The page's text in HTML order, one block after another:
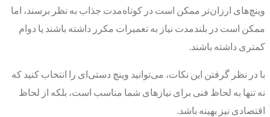
وینچ‌های ارزان‌تر ممکن است در کوتاه‌مدت جذاب به نظر برسند، اما
ممکن است در بلندمدت نیاز به تعمیرات مکرر داشته باشند یا دوام
کمتری داشته باشند.
با در نظر گرفتن این نکات، می‌توانید وینچ دستی‌ای را انتخاب کنید که
نه تنها به لحاظ فنی برای نیازهای شما مناسب است، بلکه از لحاظ
اقتصادی نیز بهینه باشد.